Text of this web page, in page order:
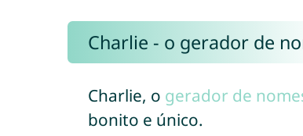
Charlie - o gerador de
Charlie, o gerador de
bonito e único.